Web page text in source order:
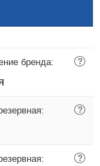
бренда: ?
?
?